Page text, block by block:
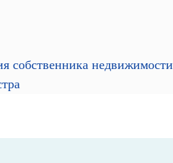
собственника недвижимости